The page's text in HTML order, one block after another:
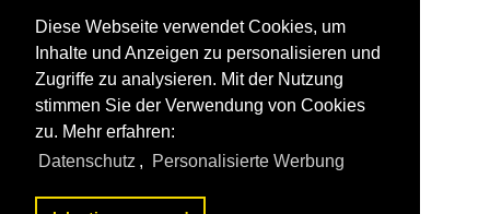
Diese Webseite verwendet Cookies, um
Inhalte und Anzeigen zu personalisieren und
Zugriffe zu analysieren. Mit der Nutzung
stimmen Sie der Verwendung von Cookies
zu. Mehr erfahren:
Datenschutz , Personalisierte Werbung